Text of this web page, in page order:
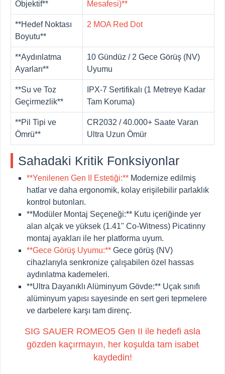
Objektif** Mesafesi)**
**Hedef Noktası
Boyutu**
2 MOA Red Dot
**Aydınlatma
Ayarları**
10 Gündüz / 2 Gece Görüş (NV)
Uyumu
**Su ve Toz
Geçirmezlik**
IPX-7 Sertifikalı (1 Metreye Kadar
Tam Koruma)
**Pil Tipi ve
Ömrü**
CR2032 / 40.000+ Saate Varan
Ultra Uzun Ömür
Sahadaki Kritik Fonksiyonlar
**Yenilenen Gen II Estetiği:** Modernize edilmiş
hatlar ve daha ergonomik, kolay erişilebilir parlaklık
kontrol butonları.
**Modüler Montaj Seçeneği:** Kutu içeriğinde yer
alan alçak ve yüksek (1.41" Co-Witness) Picatinny
montaj ayakları ile her platforma uyum.
**Gece Görüş Uyumu:** Gece görüş (NV)
cihazlarıyla senkronize çalışabilen özel hassas
aydınlatma kademeleri.
**Ultra Dayanıklı Alüminyum Gövde:** Uçak sınıfı
alüminyum yapısı sayesinde en sert geri tepmelere
ve darbelere karşı tam direnç.
SIG SAUER ROMEO5 Gen II ile hedefi asla
gözden kaçırmayın, her koşulda tam isabet
kaydedin!